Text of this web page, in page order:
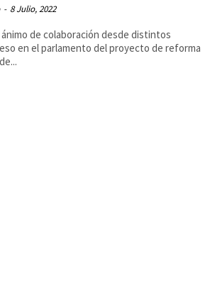
- 8 Julio, 2022
de colaboración desde distintos
en el parlamento del proyecto de reforma